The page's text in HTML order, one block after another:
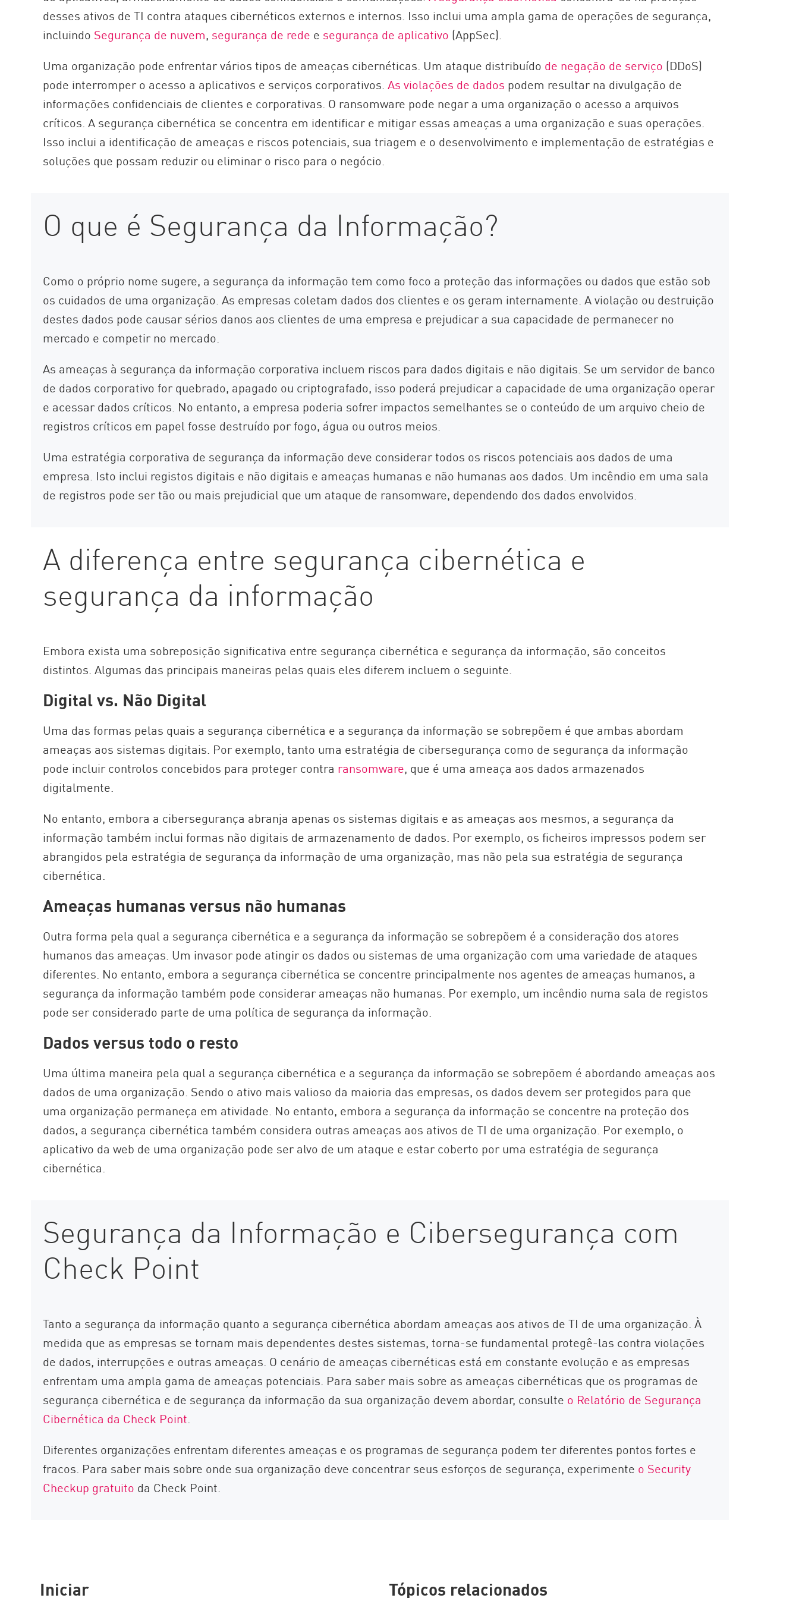
AI Agent Security
desses ativos de TI contra ataques cibernéticos externos e internos. Isso inclui uma ampla gama de operações de segurança,
incluindo Segurança de nuvem, segurança de rede e segurança de aplicativo (AppSec).
Uma organização pode enfrentar vários tipos de ameaças cibernéticas. Um ataque distribuído de negação de serviço (DDoS)
pode interromper o acesso a aplicativos e serviços corporativos.As violações de dados podem resultar na divulgação de
informações confidenciais de clientes e corporativas. O ransomware pode negar a uma organização o acesso a arquivos
críticos. A segurança cibernética se concentra em identificar e mitigar essas ameaças a uma organização e suas operações.
Isso inclui a identificação de ameaças e riscos potenciais, sua triagem e o desenvolvimento e implementação de estratégias e
soluções que possam reduzir ou eliminar o risco para o negócio.
O que é Segurança da Informação?
Como o próprio nome sugere, a segurança da informação tem como foco a proteção das informações ou dados que estão sob
os cuidados de uma organização. As empresas coletam dados dos clientes e os geram internamente. A violação ou destruição
destes dados pode causar sérios danos aos clientes de uma empresa e prejudicar a sua capacidade de permanecer no
mercado e competir no mercado.
As ameaças à segurança da informação corporativa incluem riscos para dados digitais e não digitais. Se um servidor de banco
de dados corporativo for quebrado, apagado ou criptografado, isso poderá prejudicar a capacidade de uma organização operar
e acessar dados críticos. No entanto, a empresa poderia sofrer impactos semelhantes se o conteúdo de um arquivo cheio de
registros críticos em papel fosse destruído por fogo, água ou outros meios.
Uma estratégia corporativa de segurança da informação deve considerar todos os riscos potenciais aos dados de uma
empresa. Isto inclui registos digitais e não digitais e ameaças humanas e não humanas aos dados. Um incêndio em uma sala
de registros pode ser tão ou mais prejudicial que um ataque de ransomware, dependendo dos dados envolvidos.
A diferença entre segurança cibernética e
segurança da informação
Embora exista uma sobreposição significativa entre segurança cibernética e segurança da informação, são conceitos
distintos. Algumas das principais maneiras pelas quais eles diferem incluem o seguinte.
Digital vs. Não Digital
Uma das formas pelas quais a segurança cibernética e a segurança da informação se sobrepõem é que ambas abordam
ameaças aos sistemas digitais. Por exemplo, tanto uma estratégia de cibersegurança como de segurança da informação
pode incluir controlos concebidos para proteger contra ransomware, que é uma ameaça aos dados armazenados
digitalmente.
No entanto, embora a cibersegurança abranja apenas os sistemas digitais e as ameaças aos mesmos, a segurança da
informação também inclui formas não digitais de armazenamento de dados. Por exemplo, os ficheiros impressos podem ser
abrangidos pela estratégia de segurança da informação de uma organização, mas não pela sua estratégia de segurança
cibernética.
Ameaças humanas versus não humanas
Outra forma pela qual a segurança cibernética e a segurança da informação se sobrepõem é a consideração dos atores
humanos das ameaças. Um invasor pode atingir os dados ou sistemas de uma organização com uma variedade de ataques
diferentes. No entanto, embora a segurança cibernética se concentre principalmente nos agentes de ameaças humanos, a
segurança da informação também pode considerar ameaças não humanas. Por exemplo, um incêndio numa sala de registos
pode ser considerado parte de uma política de segurança da informação.
Dados versus todo o resto
Uma última maneira pela qual a segurança cibernética e a segurança da informação se sobrepõem é abordando ameaças aos
dados de uma organização. Sendo o ativo mais valioso da maioria das empresas, os dados devem ser protegidos para que
uma organização permaneça em atividade. No entanto, embora a segurança da informação se concentre na proteção dos
dados, a segurança cibernética também considera outras ameaças aos ativos de TI de uma organização. Por exemplo, o
aplicativo da web de uma organização pode ser alvo de um ataque e estar coberto por uma estratégia de segurança
cibernética.
Segurança da Informação e Cibersegurança com
Check Point
Tanto a segurança da informação quanto a segurança cibernética abordam ameaças aos ativos de TI de uma organização. À
medida que as empresas se tornam mais dependentes destes sistemas, torna-se fundamental protegê-las contra violações
de dados, interrupções e outras ameaças. O cenário de ameaças cibernéticas está em constante evolução e as empresas
enfrentam uma ampla gama de ameaças potenciais. Para saber mais sobre as ameaças cibernéticas que os programas de
segurança cibernética e de segurança da informação da sua organização devem abordar, consulte o Relatório de Segurança
Cibernética da Check Point
Diferentes organizações enfrentam diferentes ameaças e os programas de segurança podem ter diferentes pontos fortes e
fracos. Para saber mais sobre onde sua organização deve concentrar seus esforços de segurança, experimente o Security
Checkup gratuito da Check Point.
Iniciar Tópicos relacionados